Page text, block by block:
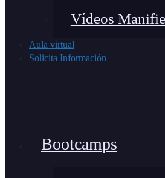
Vídeos
Aula virtual
Solicita Información
Bootcamps